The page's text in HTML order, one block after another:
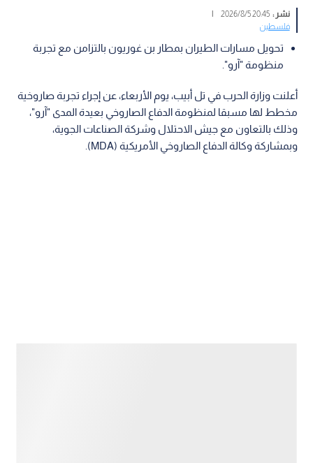
نشر :20:45 2026/8/5
|
فلسطين
تحويل مسارات الطيران بمطار بن غوريون بالتزامن مع تجربة
منظومة "آرو".
أعلنت وزارة الحرب في تل أبيب، يوم الأربعاء، عن إجراء تجربة صاروخية
مخطط لها مسبقا لمنظومة الدفاع الصاروخي بعيدة المدى "آرو"،
وذلك بالتعاون مع جيش الاحتلال وشركة الصناعات الجوية،
وبمشاركة وكالة الدفاع الصاروخي الأمريكية (MDA).